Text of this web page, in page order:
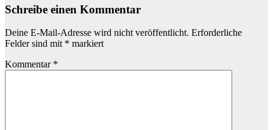
Schreibe einen Kommentar
Deine E-Mail-Adresse wird nicht veröffentlicht. Erforderliche
Felder sind mit * markiert
Kommentar *